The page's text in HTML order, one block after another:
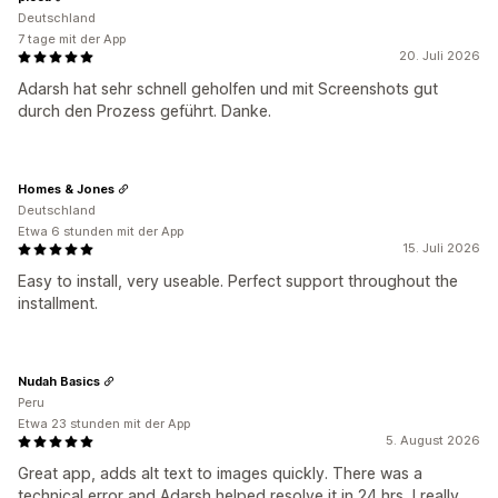
20. Juli 2026
Adarsh hat sehr schnell geholfen und mit Screenshots gut
durch den Prozess geführt. Danke.
Deutschland
7 tage mit der App
15. Juli 2026
Easy to install, very useable. Perfect support throughout the
installment.
Homes & Jones
Deutschland
Etwa 6 stunden mit der App
5. August 2026
Great app, adds alt text to images quickly. There was a
Nudah Basics
Peru
Etwa 23 stunden mit der App